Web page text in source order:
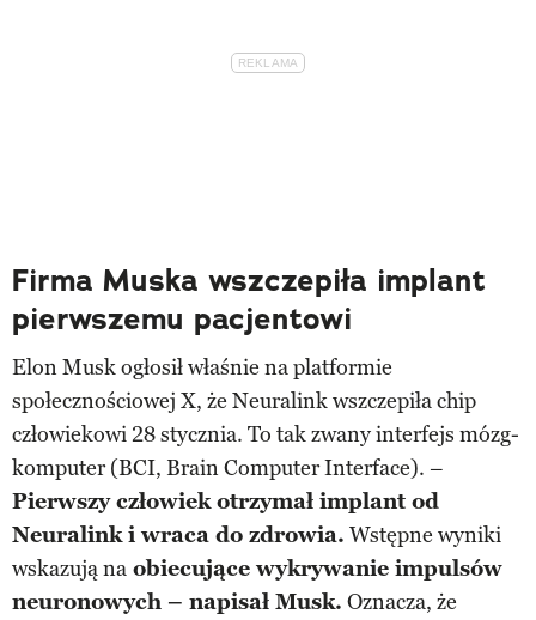
Firma Muska wszczepiła implant
pierwszemu pacjentowi
Elon Musk ogłosił właśnie na platformie
społecznościowej X, że Neuralink wszczepiła chip
człowiekowi 28 stycznia. To tak zwany interfejs mózg-
komputer (BCI, Brain Computer Interface). –
Pierwszy człowiek otrzymał implant od
Neuralink i wraca do zdrowia. Wstępne wyniki
wskazują na obiecujące wykrywanie impulsów
neuronowych – napisał Musk. Oznacza, że